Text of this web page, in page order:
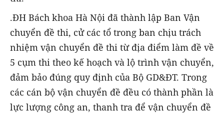
.ĐH Bách khoa Hà Nội đã thành lập Ban Vận
chuyển đề thi, cử các tổ trong ban chịu trách
nhiệm vận chuyển đề thi từ địa điểm làm đề về
5 cụm thi theo kế hoạch và lộ trình vận chuyển,
đảm bảo đúng quy định của Bộ GD&ĐT. Trong
các cán bộ vận chuyển đề đều có thành phần là
lực lượng công an, thanh tra để vận chuyển đề